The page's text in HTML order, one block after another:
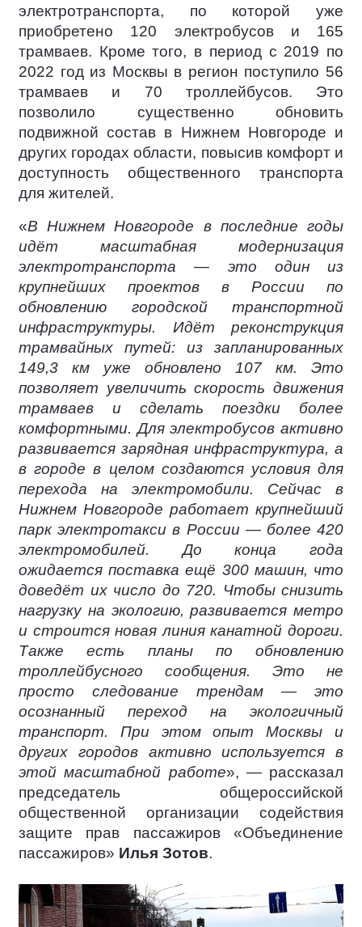
электротранспорта, по которой уже
приобретено 120 электробусов и 165
трамваев. Кроме того, в период с 2019 по
2022 год из Москвы в регион поступило 56
трамваев и 70 троллейбусов. Это
позволило существенно обновить
подвижной состав в Нижнем Новгороде и
других городах области, повысив комфорт и
доступность общественного транспорта
для жителей.
«В Нижнем Новгороде в последние годы
идёт масштабная модернизация
электротранспорта — это один из
крупнейших проектов в России по
обновлению городской транспортной
инфраструктуры. Идёт реконструкция
трамвайных путей: из запланированных
149,3 км уже обновлено 107 км. Это
позволяет увеличить скорость движения
трамваев и сделать поездки более
комфортными. Для электробусов активно
развивается зарядная инфраструктура, а
в городе в целом создаются условия для
перехода на электромобили. Сейчас в
Нижнем Новгороде работает крупнейший
парк электротакси в России — более 420
электромобилей. До конца года
ожидается поставка ещё 300 машин, что
доведёт их число до 720. Чтобы снизить
нагрузку на экологию, развивается метро
и строится новая линия канатной дороги.
Также есть планы по обновлению
троллейбусного сообщения. Это не
просто следование трендам — это
осознанный переход на экологичный
транспорт. При этом опыт Москвы и
других городов активно используется в
этой масштабной работе», — рассказал
председатель общероссийской
общественной организации содействия
защите прав пассажиров «Объединение
пассажиров» Илья Зотов.